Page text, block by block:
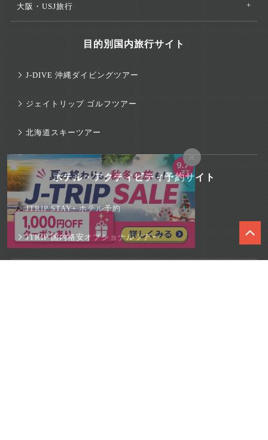
×
大阪・USJ旅行
目的別国内旅行サイト
J-DIVE 沖縄ダイビングツアー
ジェイトリップ ゴルフツアー
北海道スキーツアー
ホテル・アクティビティ予約サイト
JTRIP STAY+ ホテル予約
JTRIP 国内格安オプショナルツアー